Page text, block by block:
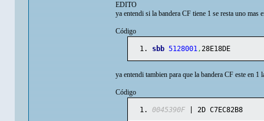
EDITO
ya entendi si la bandera CF tiene 1 se resta uno mas
Código
sbb 5128001,28E18DE
ya entendi tambien para que la bandera CF este en
Código
0045390F | 2D C7EC82B8